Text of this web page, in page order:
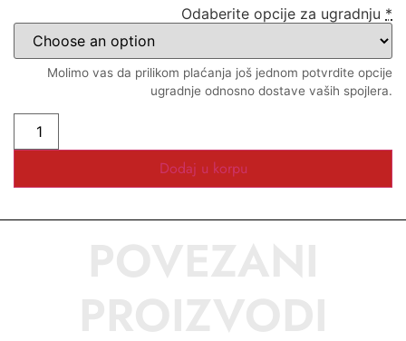
Odaberite opcije za ugradnju *
Molimo vas da prilikom plaćanja još jednom potvrdite opcije
ugradnje odnosno dostave vaših spojlera.
Dodaj u korpu